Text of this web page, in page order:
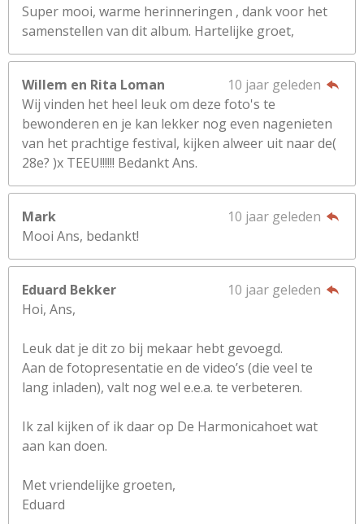
Super mooi, warme herinneringen , dank voor het
samenstellen van dit album. Hartelijke groet,
Willem en Rita Loman
10 jaar geleden
Wij vinden het heel leuk om deze foto's te
bewonderen en je kan lekker nog even nagenieten
van het prachtige festival, kijken alweer uit naar de(
28e? )x TEEU!!!!!! Bedankt Ans.
Mark
10 jaar geleden
Mooi Ans, bedankt!
Eduard Bekker
10 jaar geleden
Hoi, Ans,
Leuk dat je dit zo bij mekaar hebt gevoegd.
Aan de fotopresentatie en de video’s (die veel te
lang inladen), valt nog wel e.e.a. te verbeteren.
Ik zal kijken of ik daar op De Harmonicahoet wat
aan kan doen.
Met vriendelijke groeten,
Eduard